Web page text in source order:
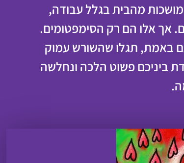
מהבית בגלל עבודה,
אך אלו הם רק הסימפטומים.
באמת, תגלו שהשורש עמוק
ביניכם פשוט הלכה ונחלשה